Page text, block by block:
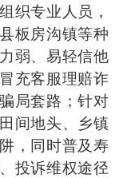
织专业人员，
板房沟镇等种
弱、易轻信他
充客服理赔诈
局套路；针对
间地头、乡镇
，同时普及寿
投诉维权途径